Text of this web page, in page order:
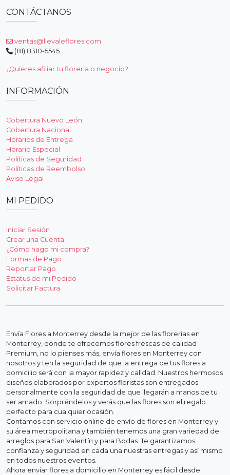
CONTÁCTANOS
ventas@llevaleflores.com
(81) 8310-5545
¿Quieres afiliar tu floreria o negocio?
INFORMACIÓN
Cobertura Nuevo León
Cobertura Nacional
Horarios de Entrega
Horario Especial
Políticas de Seguridad
Políticas de Reembolso
Aviso Legal
MI PEDIDO
Iniciar Sesión
Crear una Cuenta
¿Cómo hago mi compra?
Formas de Pago
Reportar Pago
Estatus de mi Pedido
Solicitar Factura
Envía Flores a Monterrey desde la mejor de las florerias en
Monterrey, donde te ofrecemos flores frescas de calidad
Premium, no lo pienses más, envía flores en Monterrey con
nosotros y ten la seguridad de que la entrega de tus flores a
domicilio será con la mayor rapidez y calidad. Nuestros hermosos
diseños elaborados por expertos floristas son entregados
personalmente con la seguridad de que llegarán a manos de tu
ser amado. Sorpréndelos y verás que las flores son el regalo
perfecto para cualquier ocasión.
Contamos con servicio online de envío de flores en Monterrey y
su área metropolitana y también tenemos una gran variedad de
arreglos para San Valentín y para Bodas. Te garantizamos
confianza y seguridad en cada una nuestras entregas y así mismo
en todos nuestros eventos.
Ahora enviar flores a domicilio en Monterrey es fácil desde